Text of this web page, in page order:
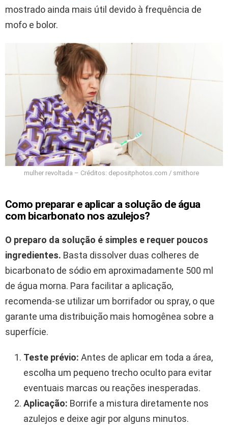
mostrado ainda mais útil devido à frequência de
mofo e bolor.
mulher revoltada – Créditos: depositphotos.com / smithore
Como preparar e aplicar a solução de água
com bicarbonato nos azulejos?
O preparo da solução é simples e requer poucos
ingredientes. Basta dissolver duas colheres de
bicarbonato de sódio em aproximadamente 500 ml
de água morna. Para facilitar a aplicação,
recomenda-se utilizar um borrifador ou spray, o que
garante uma distribuição mais homogênea sobre a
superfície.
Teste prévio: Antes de aplicar em toda a área,
escolha um pequeno trecho oculto para evitar
eventuais marcas ou reações inesperadas.
Aplicação: Borrife a mistura diretamente nos
azulejos e deixe agir por alguns minutos.